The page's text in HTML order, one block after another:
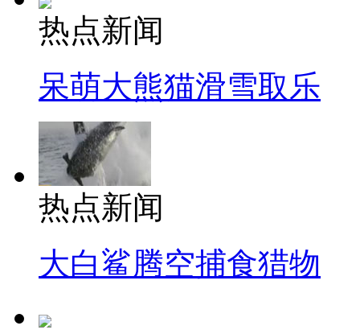
热点新闻
呆萌大熊猫滑雪取乐
热点新闻
大白鲨腾空捕食猎物